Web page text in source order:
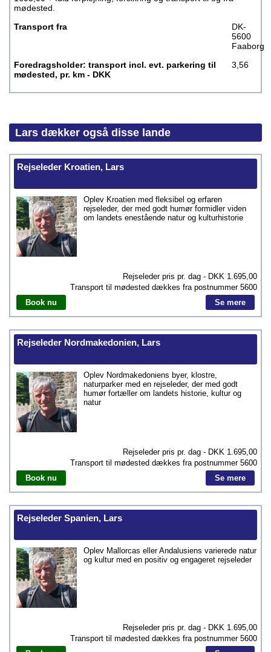
mødested.
Transport fra
DK-
5600
Faaborg
Foredragsholder: transport incl. evt. parkering til
mødested, pr. km - DKK
3,56
Lars dækker også disse lande
Rejseleder Kroatien, Lars
Oplev Kroatien med fleksibel og erfaren
rejseleder, der med godt humør formidler viden
om landets enestående natur og kulturhistorie
Rejseleder pris pr. dag - DKK 1.695,00
Transport til mødested dækkes fra postnummer 5600
Book nu
Se mere
Rejseleder Nordmakedonien, Lars
Oplev Nordmakedoniens byer, klostre,
naturparker med en rejseleder, der med godt
humør fortæller om landets historie, kultur og
natur
Rejseleder pris pr. dag - DKK 1.695,00
Transport til mødested dækkes fra postnummer 5600
Book nu
Se mere
Rejseleder Spanien, Lars
Oplev Mallorcas eller Andalusiens varierede natur
og kultur med en positiv og engageret rejseleder
Rejseleder pris pr. dag - DKK 1.695,00
Transport til mødested dækkes fra postnummer 5600